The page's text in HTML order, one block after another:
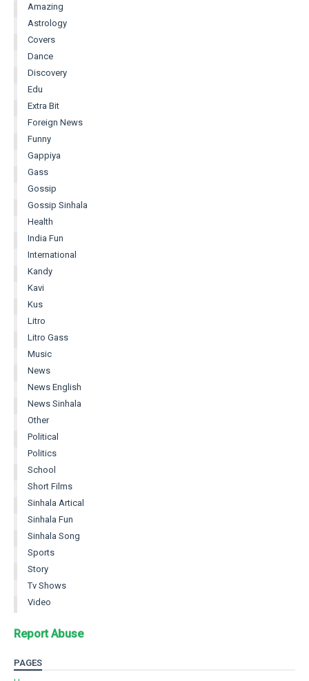
Amazing
Astrology
Covers
Dance
Discovery
Edu
Extra Bit
Foreign News
Funny
Gappiya
Gass
Gossip
Gossip Sinhala
Health
India Fun
International
Kandy
Kavi
Kus
Litro
Litro Gass
Music
News
News English
News Sinhala
Other
Political
Politics
School
Short Films
Sinhala Artical
Sinhala Fun
Sinhala Song
Sports
Story
Tv Shows
Video
Report Abuse
PAGES